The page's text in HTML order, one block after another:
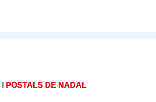
POSTALS DE NADAL